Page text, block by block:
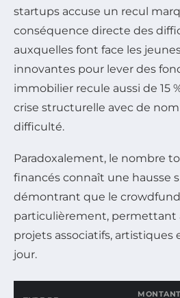
startups accuse un recul
conséquence directe des
auxquelles font face les
innovantes pour lever des
immobilier recule aussi de 15
crise structurelle avec de
difficulté.
Paradoxalement, le nombre
financés connaît une hausse
démontrant que le
particulièrement, permettant
projets associatifs, artistiques
jour.
MONTANT